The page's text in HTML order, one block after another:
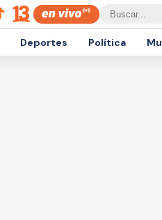
Deportes Política